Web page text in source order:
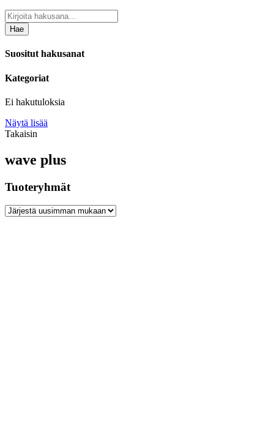
Hae
Suositut hakusanat
Kategoriat
Ei hakutuloksia
Näytä lisää
Takaisin
wave plus
Tuoteryhmät